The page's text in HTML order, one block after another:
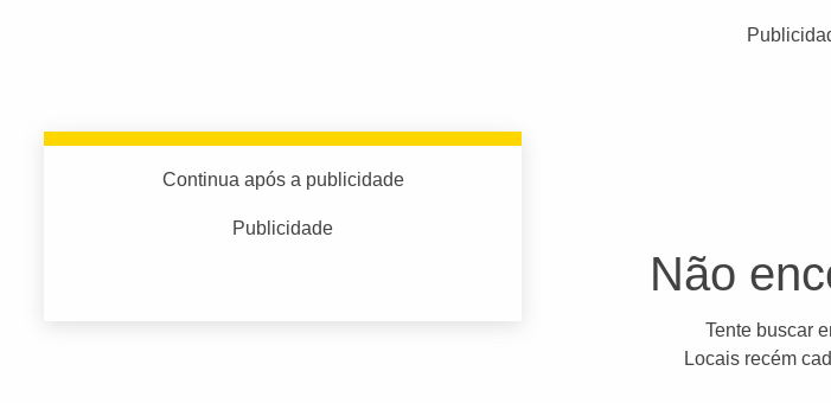
Continua após a publicidade
Publicidade
Não
Tente buscar
Locais recém